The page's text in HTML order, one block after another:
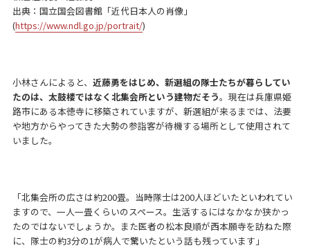
出典：国立国会図書館「近代日本人の肖像」
(https://www.ndl.go.jp/portrait/)
小林さんによると、 近藤勇をはじめ、新選組の隊士たちが暮らしてい
たのは、太鼓楼ではなく北集会所という建物だそう。現在は兵庫県姫
路市にある本徳寺に移築されていますが、新選組が来るまでは、法要
や地方からやってきた大勢の参詣客が待機する場所として使用されて
いました。
「北集会所の広さは約200畳。当時隊士は200人ほどいたといわれてい
ますので、一人一畳くらいのスペース。生活するにはなかなか狭かっ
たのではないでしょうか。また医者の松本良順が西本願寺を訪ねた際
に、隊士の約3分の1が病人で驚いたという話も残っています」